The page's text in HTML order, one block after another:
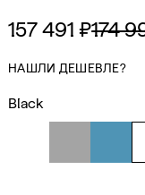
157 491 ₽174
НАШЛИ ДЕШЕВЛЕ?
Black